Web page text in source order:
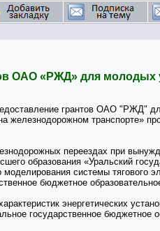
ОАО «РЖД» для молодых
грантов ОАО "РЖД"
транспорте»
переездах при
образования «Уральский
системы тягового
бюджетное
энергетических
государственное бюджетное